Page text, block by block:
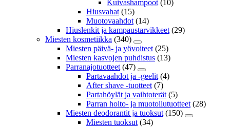
Kuivashampoot (10)
Hiusvahat (15)
Muotovaahdot (14)
Hiuslenkit ja kampaustarvikkeet (29)
Miesten kosmetiikka (340)
Miesten päivä- ja yövoiteet (25)
Miesten kasvojen puhdistus (13)
Parranajotuotteet (47)
Partavaahdot ja -geelit (4)
After shave -tuotteet (7)
Partahöylät ja vaihtoterät (5)
Parran hoito- ja muotoilutuotteet (28)
Miesten deodorantit ja tuoksut (150)
Miesten tuoksut (34)